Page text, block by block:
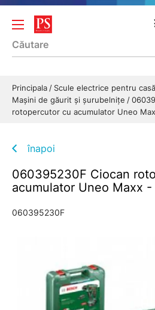
Principala Scule electrice pentru
Maşini de găurit şi şurubelniţe
rotopercutor cu acumulator Uneo
înapoi
060395230F Ciocan
acumulator Uneo Maxx -
060395230F